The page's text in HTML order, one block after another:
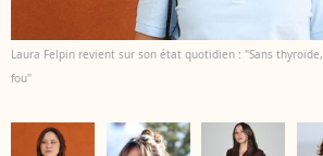
Laura Felpin revient sur son état quotidien : "Sans
fou"